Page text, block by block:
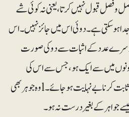
قبول نہیں کرتا، یعنی نہ کوئی شے
ہوسکتی ہے۔ دوئی اس میں جائز نہیں۔ اس
دوسرے عدد کے اثبات سے دو کی صورت
میں سے ایک ہو، جس سے اس کی
وحدت عددی اور اعداد کا ثابت کرنا بے نہایت ہوجائے۔ lوہ جوہر بھی
جواہر کے بغیر درست نہ ہو۔